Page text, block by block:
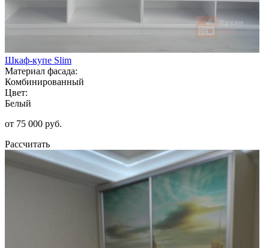
Шкаф-купе Slim
Материал фасада:
Комбинированный
Цвет:
Белый
от 75 000 руб.
Рассчитать